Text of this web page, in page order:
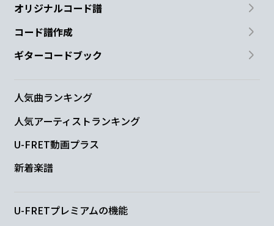
オリジナルコード譜
コード譜作成
ギターコードブック
人気曲ランキング
人気アーティストランキング
U-FRET動画プラス
新着楽譜
U-FRETプレミアムの機能